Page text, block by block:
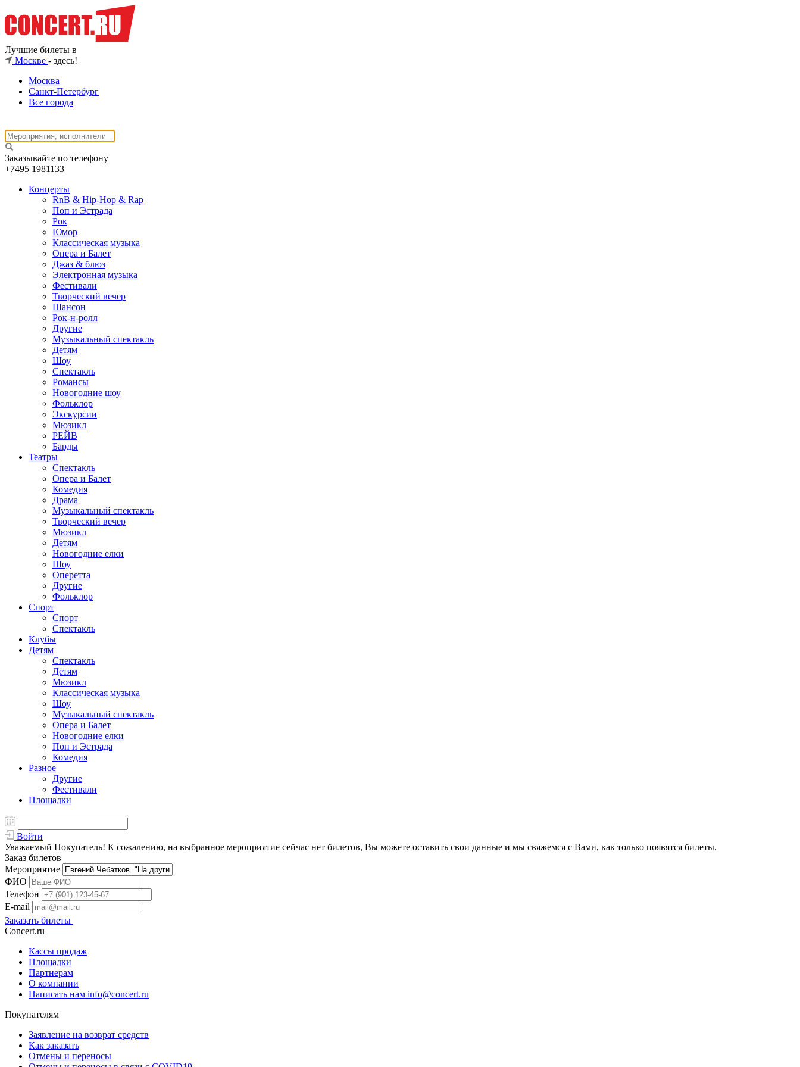
Лучшие билеты в
Москве - здесь!
Москва
Санкт-Петербург
Все города
Заказывайте по телефону
+7495 1981133
Концерты
RnB & Hip-Hop & Rap
Поп и Эстрада
Рок
Юмор
Классическая музыка
Опера и Балет
Джаз & блюз
Электронная музыка
Фестивали
Творческий вечер
Шансон
Рок-н-ролл
Другие
Музыкальный спектакль
Детям
Шоу
Спектакль
Романсы
Новогодние шоу
Фольклор
Экскурсии
Мюзикл
РЕЙВ
Барды
Театры
Спектакль
Опера и Балет
Комедия
Драма
Музыкальный спектакль
Творческий вечер
Мюзикл
Детям
Новогодние елки
Шоу
Оперетта
Другие
Фольклор
Спорт
Спорт
Спектакль
Клубы
Детям
Спектакль
Детям
Мюзикл
Классическая музыка
Шоу
Музыкальный спектакль
Опера и Балет
Новогодние елки
Поп и Эстрада
Комедия
Разное
Другие
Фестивали
Площадки
Войти
Уважаемый Покупатель! К сожалению, на выбранное мероприятие сейчас нет билетов, Вы можете оставить свои данные и мы свяжемся с Вами, как только появятся билеты.
Заказ билетов
Мероприятие
ФИО
Телефон
E-mail
Заказать билеты
Concert.ru
Кассы продаж
Площадки
Партнерам
О компании
Написать нам info@concert.ru
Покупателям
Заявление на возврат средств
Как заказать
Отмены и переносы